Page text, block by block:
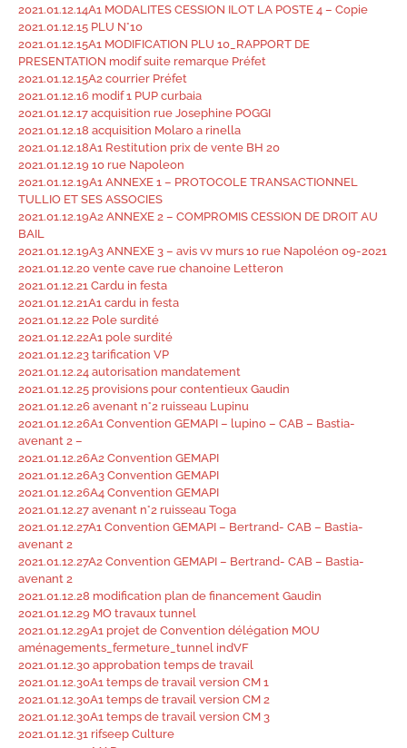
2021.01.12.14A1 MODALITES CESSION ILOT LA POSTE 4 – Copie
2021.01.12.15 PLU N°10
2021.01.12.15A1 MODIFICATION PLU 10_RAPPORT DE
PRESENTATION modif suite remarque Préfet
2021.01.12.15A2 courrier Préfet
2021.01.12.16 modif 1 PUP curbaia
2021.01.12.17 acquisition rue Josephine POGGI
2021.01.12.18 acquisition Molaro a rinella
2021.01.12.18A1 Restitution prix de vente BH 20
2021.01.12.19 10 rue Napoleon
2021.01.12.19A1 ANNEXE 1 – PROTOCOLE TRANSACTIONNEL
TULLIO ET SES ASSOCIES
2021.01.12.19A2 ANNEXE 2 – COMPROMIS CESSION DE DROIT AU
BAIL
2021.01.12.19A3 ANNEXE 3 – avis vv murs 10 rue Napoléon 09-2021
2021.01.12.20 vente cave rue chanoine Letteron
2021.01.12.21 Cardu in festa
2021.01.12.21A1 cardu in festa
2021.01.12.22 Pole surdité
2021.01.12.22A1 pole surdité
2021.01.12.23 tarification VP
2021.01.12.24 autorisation mandatement
2021.01.12.25 provisions pour contentieux Gaudin
2021.01.12.26 avenant n°2 ruisseau Lupinu
2021.01.12.26A1 Convention GEMAPI – lupino – CAB – Bastia-
avenant 2 –
2021.01.12.26A2 Convention GEMAPI
2021.01.12.26A3 Convention GEMAPI
2021.01.12.26A4 Convention GEMAPI
2021.01.12.27 avenant n°2 ruisseau Toga
2021.01.12.27A1 Convention GEMAPI – Bertrand- CAB – Bastia-
avenant 2
2021.01.12.27A2 Convention GEMAPI – Bertrand- CAB – Bastia-
avenant 2
2021.01.12.28 modification plan de financement Gaudin
2021.01.12.29 MO travaux tunnel
2021.01.12.29A1 projet de Convention délégation MOU
aménagements_fermeture_tunnel indVF
2021.01.12.30 approbation temps de travail
2021.01.12.30A1 temps de travail version CM 1
2021.01.12.30A1 temps de travail version CM 2
2021.01.12.30A1 temps de travail version CM 3
2021.01.12.31 rifseep Culture